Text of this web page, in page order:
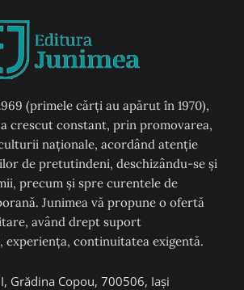
(primele cărți au apărut în 1970),
crescut constant, prin promovarea,
naţionale, acordând atenţie
de pretutindeni, deschizându-se şi
precum şi spre curentele de
Junimea vă propune o ofertă
având drept suport
experiența, continuitatea exigentă.
Grădina Copou, 700506, Iași